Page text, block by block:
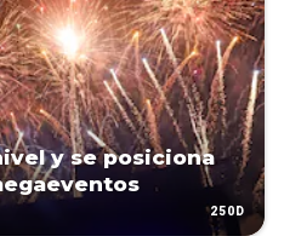
y se posiciona
250D